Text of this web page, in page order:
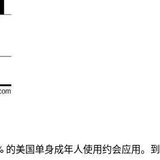
美国单身成年人使用约会应用。